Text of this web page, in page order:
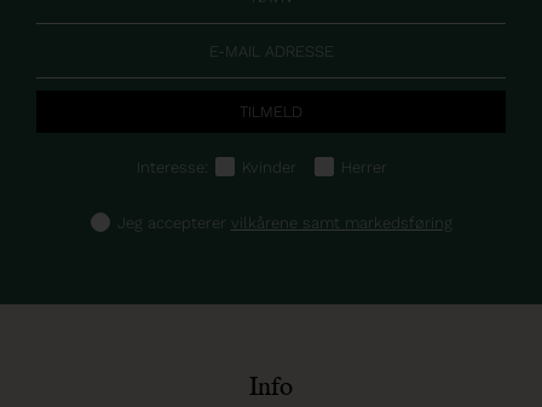
Interesse: Kvinder Herrer
Jeg accepterer vilkårene samt markedsføring
Info